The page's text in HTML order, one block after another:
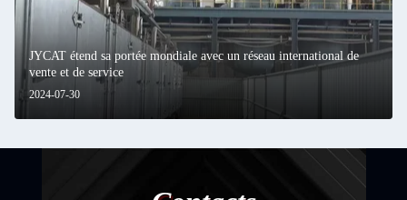
2024-07-30
JYCAT étend sa portée mondiale avec un réseau international de
vente et de service